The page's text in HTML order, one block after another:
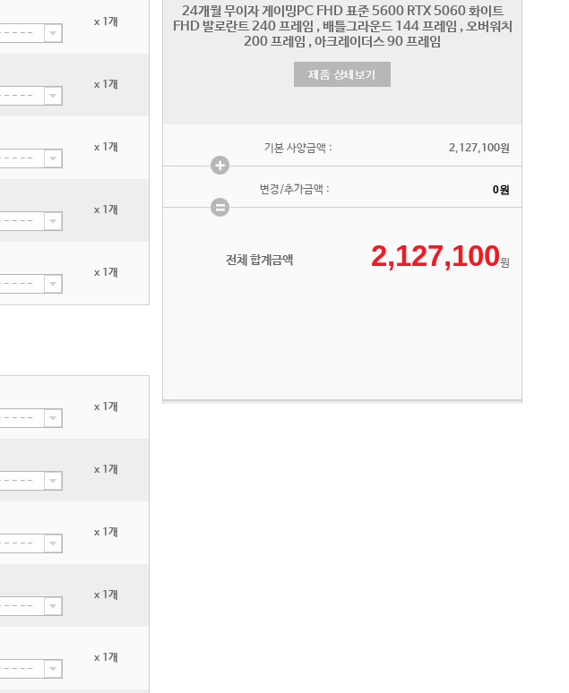
x 1개
x 1개
x 1개
x 1개
x 1개
x 1개
x 1개
x 1개
x 1개
x 1개
기본 사양금액 : 2,127,100원
변경/추가금액 :
전체 합계금액 원